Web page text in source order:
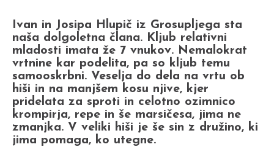
Ivan in Josipa Hlupič iz Grosupljega sta
naša dolgoletna člana. Kljub relativni
mladosti imata že 7 vnukov. Nemalokrat
vrtnine kar podelita, pa so kljub temu
samooskrbni. Veselja do dela na vrtu ob
hiši in na manjšem kosu njive, kjer
pridelata za sproti in celotno ozimnico
krompirja, repe in še marsičesa, jima ne
zmanjka. V veliki hiši je še sin z družino, ki
jima pomaga, ko utegne.